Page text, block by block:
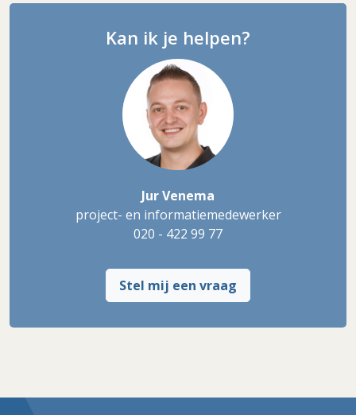
Kan ik je helpen?
Jur Venema
project- en informatiemedewerker
020 - 422 99 77
Stel mij een vraag